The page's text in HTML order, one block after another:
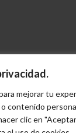
mejorar tu
contenido
clic en
martes diciembre
sus
miércoles julio 19,